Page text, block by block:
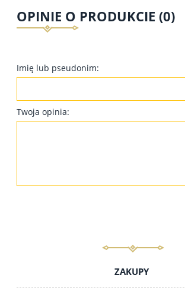
OPINIE O PRODUKCIE (0)
Imię lub pseudonim:
Twoja opinia:
ZAKUPY